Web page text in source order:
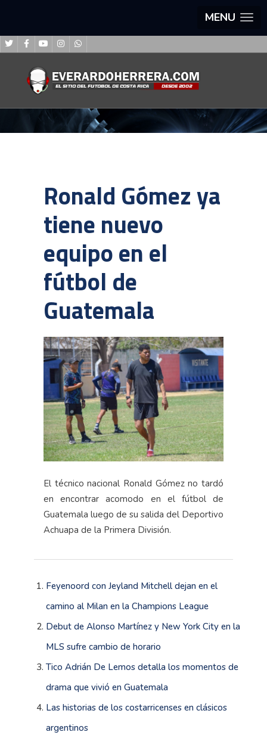
MENU
Ronald Gómez ya
tiene nuevo
equipo en el
fútbol de
Guatemala
El técnico nacional Ronald Gómez no tardó
en encontrar acomodo en el fútbol de
Guatemala luego de su salida del Deportivo
Achuapa de la Primera División.
Feyenoord con Jeyland Mitchell dejan en el
camino al Milan en la Champions League
Debut de Alonso Martínez y New York City en la
MLS sufre cambio de horario
Tico Adrián De Lemos detalla los momentos de
drama que vivió en Guatemala
Las historias de los costarricenses en clásicos
argentinos